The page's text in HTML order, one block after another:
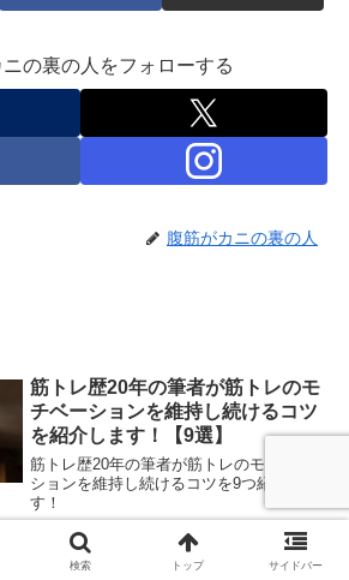
の裏の人をフォローする
腹筋がカニの裏の人
筋トレ歴20年の筆者が筋トレのモ
チベーションを維持し続けるコツ
を紹介します！【9選】
筋トレ歴20年の筆者が筋トレのモチベー
ションを維持し続けるコツを9つ紹介しま
す！
頭では分かっているのにできない
検索 トップ サイドバー